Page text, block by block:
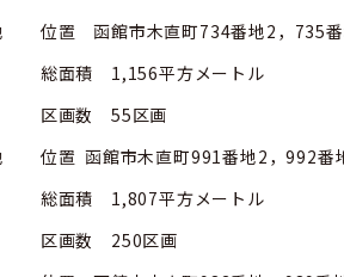
位置 函館市木直町734番地2，735番
平方メートル
55区画
位置 函館市木直町991番地2，992番
平方メートル
250区画